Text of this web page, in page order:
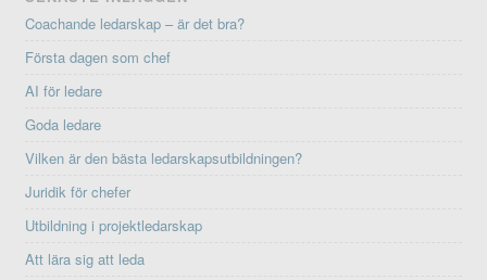
Coachande ledarskap – är det bra?
Första dagen som chef
AI för ledare
Goda ledare
Vilken är den bästa ledarskapsutbildningen?
Juridik för chefer
Utbildning i projektledarskap
Att lära sig att leda